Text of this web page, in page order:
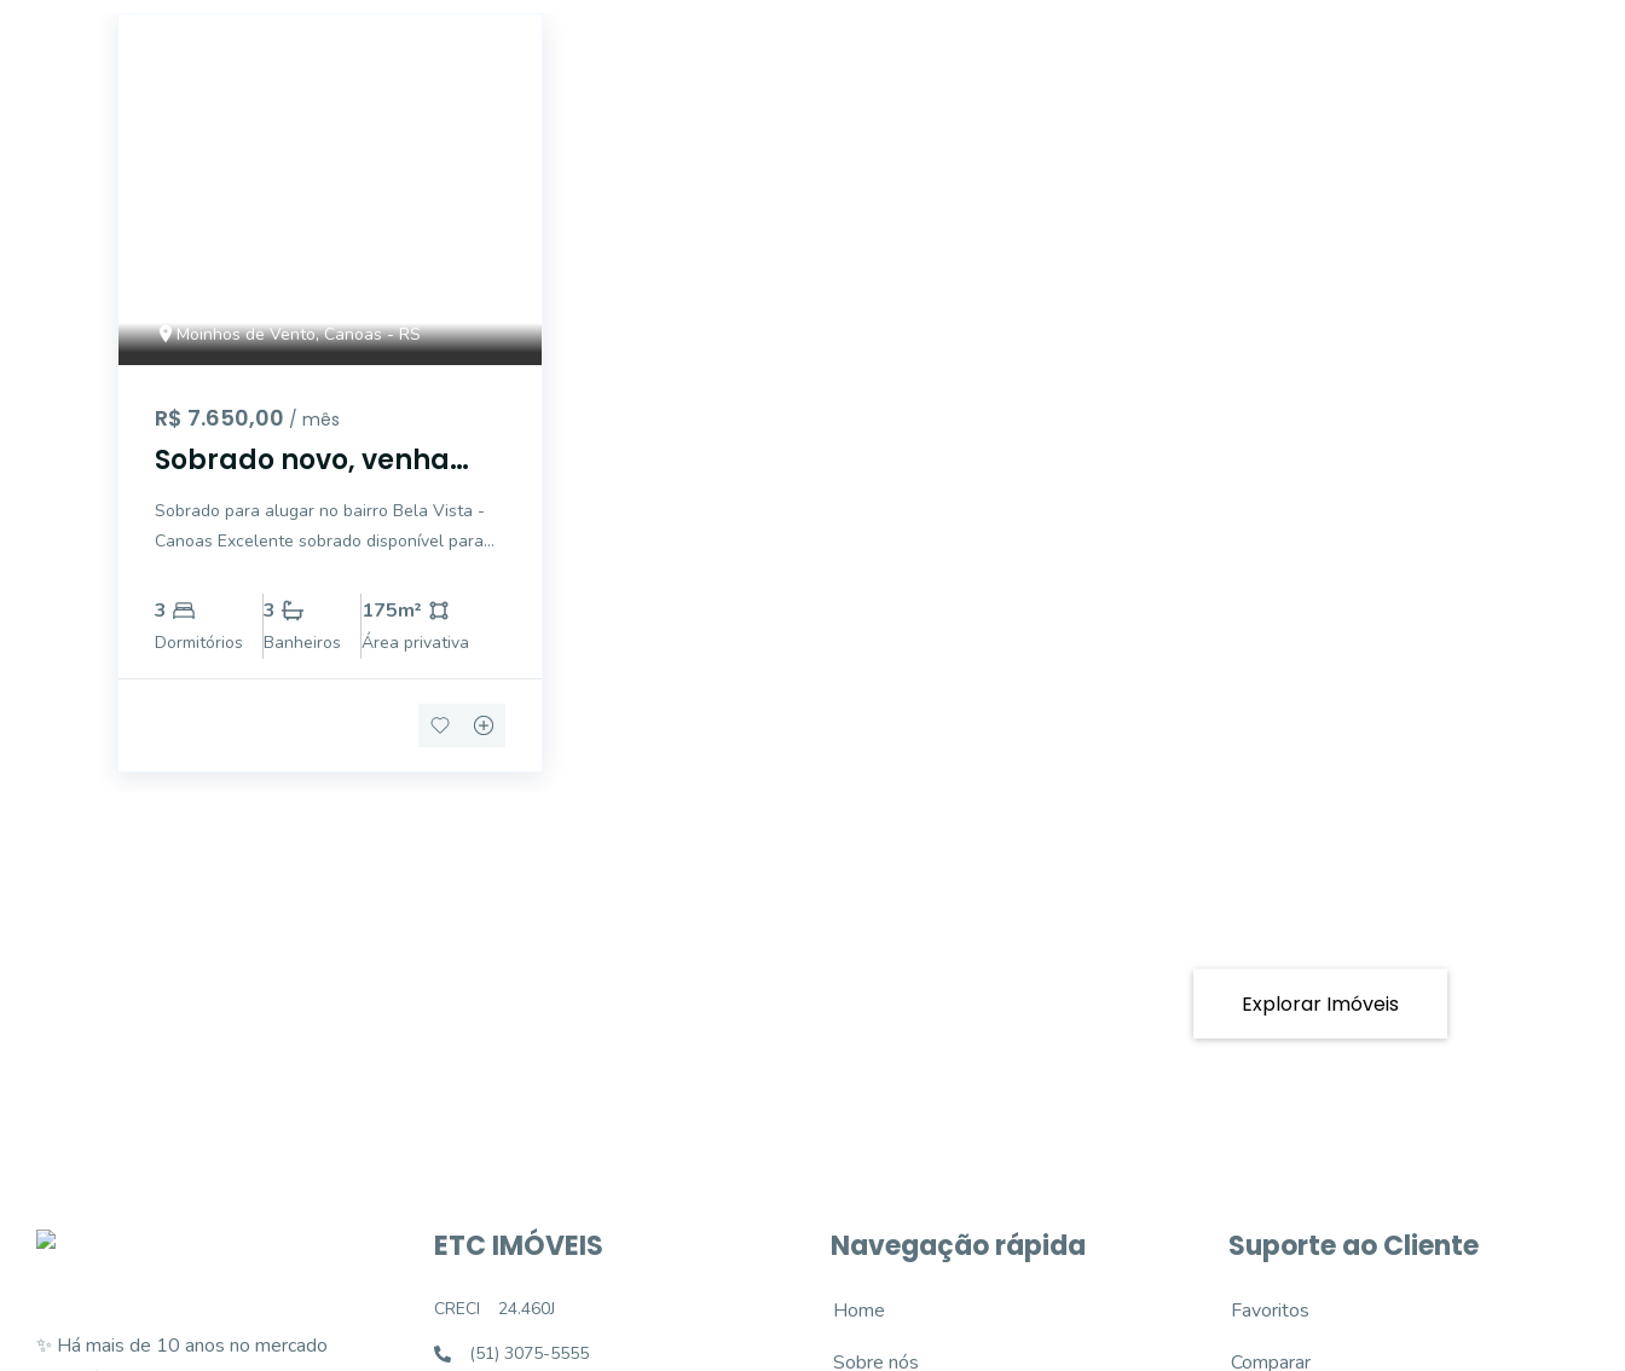
Moinhos de Vento, Canoas - RS
R$ 7.650,00 / mês
Sobrado novo, venha
conhecer!
Sobrado para alugar no bairro Bela Vista -
Canoas Excelente sobrado disponível para
cidade. 3 suítes, todas com sacada Espaço
gourmet com churrasqueira Piso porcelanato
de alto padrão no térreo, banheiros
3
Dormitórios
3
Banheiros
175m²
Área privativa
Explorar Imóveis
✨ Há mais de 10 anos no mercado
ETC IMÓVEIS
CRECI
24.460J
(51) 3075-5555
Navegação rápida
Home
Sobre nós
Suporte ao Cliente
Favoritos
Comparar